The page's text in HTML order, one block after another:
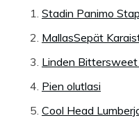
Stadin Panimo
MallasSepät
Linden
Pien olutlasi
Cool Head